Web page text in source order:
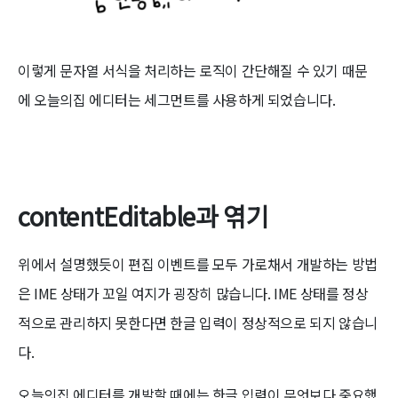
이렇게 문자열 서식을 처리하는 로직이 간단해질 수 있기 때문
에 오늘의집 에디터는 세그먼트를 사용하게 되었습니다.
contentEditable과 엮기
위에서 설명했듯이 편집 이벤트를 모두 가로채서 개발하는 방법
은 IME 상태가 꼬일 여지가 굉장히 많습니다. IME 상태를 정상
적으로 관리하지 못한다면 한글 입력이 정상적으로 되지 않습니
다.